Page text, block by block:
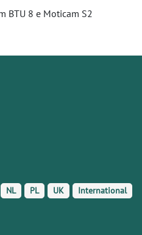
BTU 8 e Moticam S2
NL PL UK International